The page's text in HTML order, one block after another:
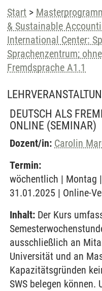
Start >
& Sustainable
International Center:
Sprachenzentrum;
Fremdsprache A1.1
DEUTSCH ALS
ONLINE (SEMINAR)
Dozent/in: Carolin
Termin:
wöchentlich | Montag
31.01.2025 | Online-
Inhalt: Der Kurs
ausschließlich an
Universität und an
Kapazitätsgründen
SWS belegen